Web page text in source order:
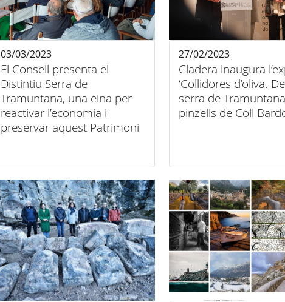
El Consell presenta el
Distintiu Serra de
Tramuntana, una eina per
reactivar l’economia i
preservar aquest Patrimoni
03/03/2023
Cladera inaugura
‘Collidores d’oliva.
serra de
pinzells de Coll
27/02/2023